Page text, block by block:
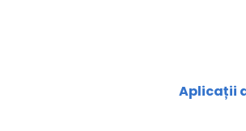
Aplicații